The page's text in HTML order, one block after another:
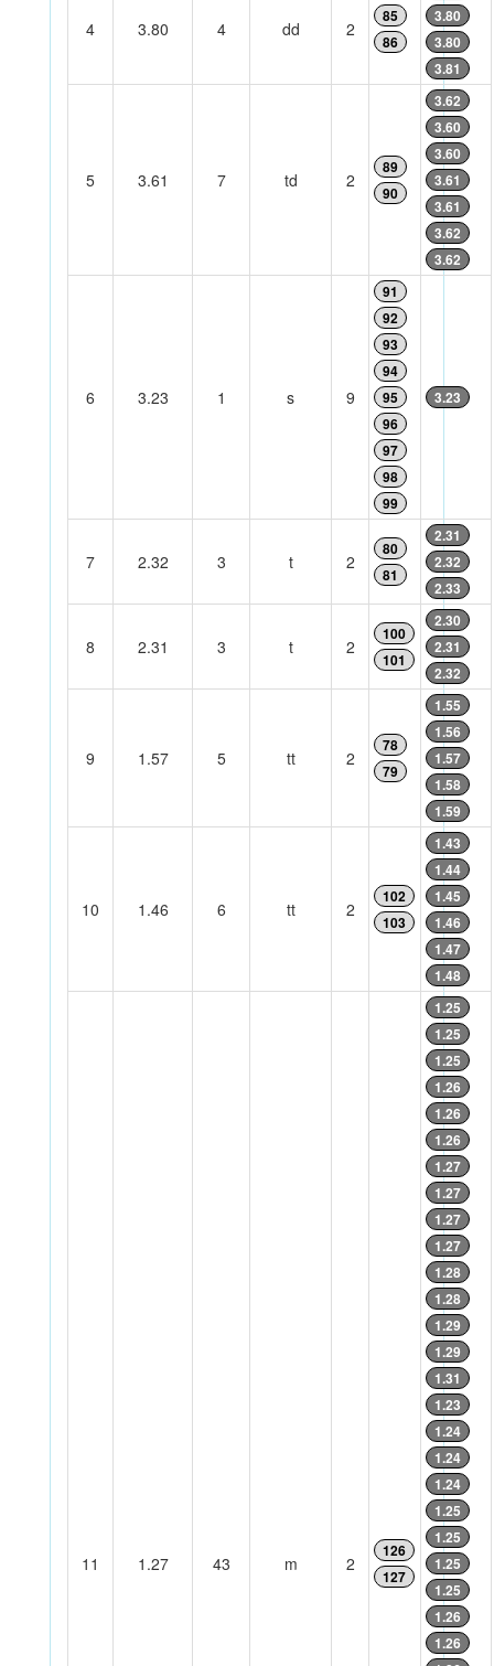
4 3.80 4 dd 2
85
86
3.80
3.80
3.81
5 3.61 7 td 2
89
90
3.62
3.60
3.60
3.61
3.61
3.62
3.62
6 3.23 1 s 9
91
92
93
94
95
96
97
98
99
3.23
7 2.32 3 t 2
80
81
2.31
2.32
2.33
8 2.31 3 t 2
100
101
2.30
2.31
2.32
9 1.57 5 tt 2
78
79
1.55
1.56
1.57
1.58
1.59
10 1.46 6 tt 2
102
103
1.43
1.44
1.45
1.46
1.47
1.48
11 1.27 43 m 2
126
127
1.25
1.25
1.25
1.26
1.26
1.26
1.27
1.27
1.27
1.27
1.28
1.28
1.29
1.29
1.31
1.23
1.24
1.24
1.24
1.25
1.25
1.25
1.25
1.26
1.26